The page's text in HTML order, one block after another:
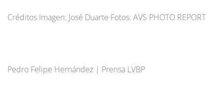
Créditos Imagen: José Duarte Fotos: AVS PHOTO REPORT
Pedro Felipe Hernández | Prensa LVBP